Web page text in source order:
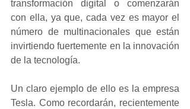
transformación digital o comenzarán
con ella, ya que, cada vez es mayor el
número de multinacionales que están
invirtiendo fuertemente en la innovación
de la tecnología.
Un claro ejemplo de ello es la empresa
Tesla. Como recordarán, recientemente